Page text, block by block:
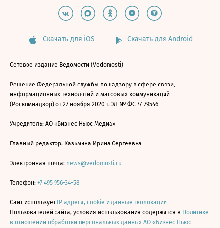
Скачать для iOS Скачать для Android
Сетевое издание Ведомости (Vedomosti)
Решение Федеральной службы по надзору в сфере связи,
информационных технологий и массовых коммуникаций
(Роскомнадзор) от 27 ноября 2020 г. ЭЛ № ФС 77-79546
Учредитель: АО «Бизнес Ньюс Медиа»
Главный редактор: Казьмина Ирина Сергеевна
Электронная почта: news@vedomosti.ru
Телефон: +7 495 956-34-58
Сайт использует IP адреса, cookie и данные геолокации
Пользователей сайта, условия использования содержатся в Политике
в отношении обработки персональных данных АО «Бизнес Ньюс